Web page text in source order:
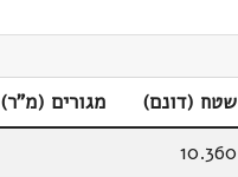
שטח (דונם) מגורים (מ"ר)
10.360